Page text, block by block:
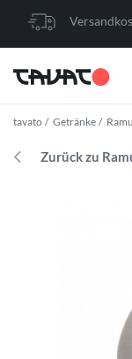
tavato Getränke
Zurück zu